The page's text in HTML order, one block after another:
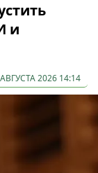
и
2026 14:14